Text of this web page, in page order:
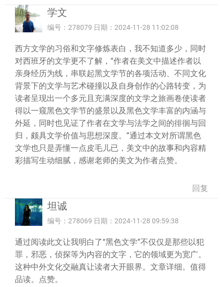
学文
编号：278079 日期：2024-11-28 11:02:08
西方文学的习俗和文字修炼表白，我不知道多少，同时
对西班牙的文学更不了解，“作者在美文中描述作者以
亲身经历为线，串联起黑文学节的各项活动、不同文化
背景下的文学与艺术碰撞以及自身创作的心路转变，为
读者呈现出一个多元且充满深度的文学之旅画卷使读者
得以一窥黑色文学节的盛景以及黑色文学丰富的内涵与
外延，同时也见证了作者在文学与法学之间的徘徊与回
归，颇具文学价值与思想深度。”通过本文对所谓黑色
文学也只是弄懂一点皮毛儿已，美文中的故事和内容精
彩描写生动细腻，感谢老师的美文为作者点赞。
回复
坦诚
编号：278069 日期：2024-11-28 09:59:38
通过阅读此文让我明白了“黑色文学”不仅仅是那些以犯
罪，邪恶，侦探等为内容的文字，它的领域更为宽广。
这种中外文化交融真让读者大开眼界。文章详细。值得
品读。点赞。